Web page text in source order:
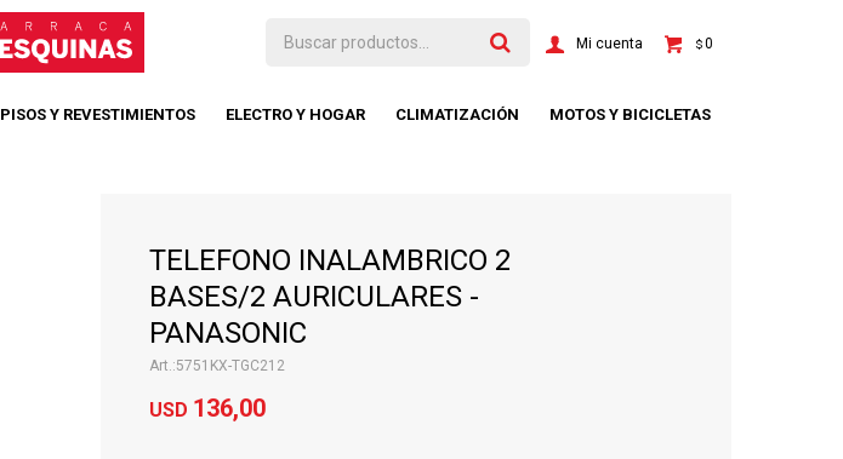
PISOS Y REVESTIMIENTOS ELECTRO Y HOGAR CLIMATIZACIÓN MOTOS Y BICICLETAS
$0
TELEFONO INALAMBRICO 2
BASES/2 AURICULARES -
PANASONIC
5751KX-TGC212
USD 136,00